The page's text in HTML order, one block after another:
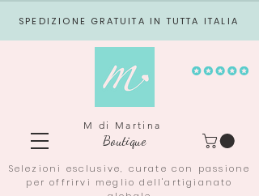
SPEDIZIONE GRATUITA IN TUTTA ITALIA
M di Martina
Selezioni esclusive, curate con passione
per offrirvi meglio dell'artigianato
Boutique